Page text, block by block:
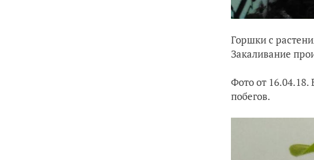
Горшки с
Закаливание
Фото от
побегов.